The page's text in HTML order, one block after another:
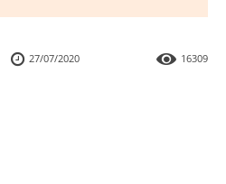
27/07/2020 16309